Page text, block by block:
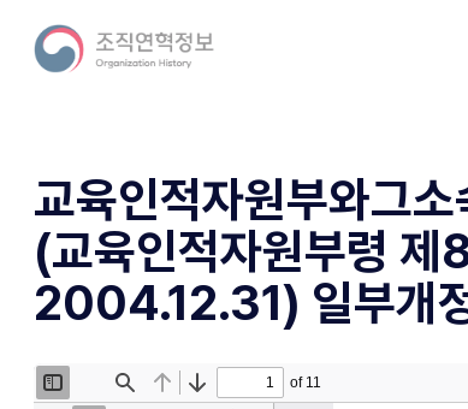
교육인적자원부와그
(교육인적자원부령 제
2004.12.31) 일부개